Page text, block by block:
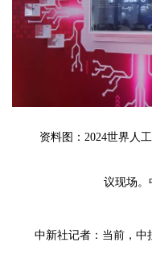
资料图：2024世界人
议现场。
中新社记者：当前，中